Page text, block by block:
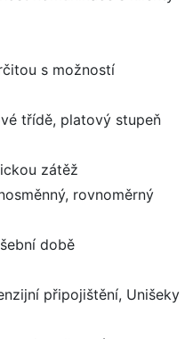
s možností
třídě, platový stupeň
zátěž
rovnoměrný
době
připojištění, Unišeky